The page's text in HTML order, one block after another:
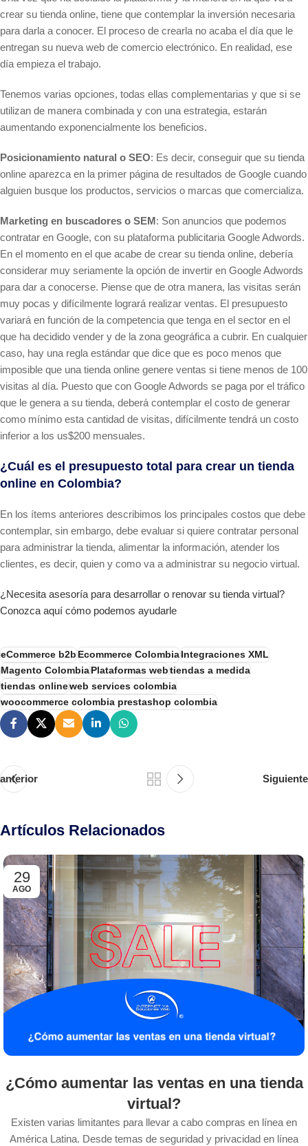
crear su tienda online, tiene que contemplar la inversión necesaria
para darla a conocer. El proceso de crearla no acaba el día que le
entregan su nueva web de comercio electrónico. En realidad, ese
día empieza el trabajo.
Tenemos varias opciones, todas ellas complementarias y que si se
utilizan de manera combinada y con una estrategia, estarán
aumentando exponencialmente los beneficios.
Posicionamiento natural o SEO: Es decir, conseguir que su tienda
online aparezca en la primer página de resultados de Google cuando
alguien busque los productos, servicios o marcas que comercializa.
Marketing en buscadores o SEM: Son anuncios que podemos
contratar en Google, con su plataforma publicitaria Google Adwords.
En el momento en el que acabe de crear su tienda online, debería
considerar muy seriamente la opción de invertir en Google Adwords
para dar a conocerse. Piense que de otra manera, las visitas serán
muy pocas y difícilmente logrará realizar ventas. El presupuesto
variará en función de la competencia que tenga en el sector en el
que ha decidido vender y de la zona geográfica a cubrir. En cualquier
caso, hay una regla estándar que dice que es poco menos que
imposible que una tienda online genere ventas si tiene menos de 100
visitas al día. Puesto que con Google Adwords se paga por el tráfico
que le genera a su tienda, deberá contemplar el costo de generar
como mínimo esta cantidad de visitas, difícilmente tendrá un costo
inferior a los us$200 mensuales.
¿Cuál es el presupuesto total para crear un tienda
online en Colombia?
En los ítems anteriores describimos los principales costos que debe
contemplar, sin embargo, debe evaluar si quiere contratar personal
para administrar la tienda, alimentar la información, atender los
clientes, es decir, quien y como va a administrar su negocio virtual.
¿Necesita asesoría para desarrollar o renovar su tienda virtual?
Conozca aquí cómo podemos ayudarle
eCommerce b2b Ecommerce ColombiaIntegraciones XML
Magento ColombiaPlataformas web tiendas a medida
tiendas onlineweb services colombia
woocommerce colombia prestashop colombia
anterior Siguiente
Artículos Relacionados
29
AGO
¿Cómo aumentar las ventas en una tienda
virtual?
Existen varias limitantes para llevar a cabo compras en línea en
América Latina. Desde temas de seguridad y privacidad en línea